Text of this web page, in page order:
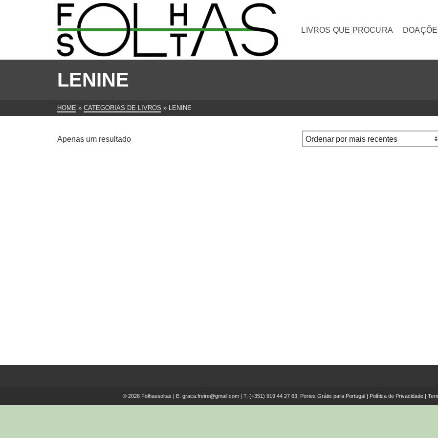
LIVROS QUE PROCURA
LENINE
HOME » CATEGORIAS DE LIVROS » LENINE
Apenas um resultado
© 2026 Folhassoltas | E. graca.freire@gmail.com| T. (+351) 919 44 27 63, Portes Grátis para Portugal Política de Privacidade|